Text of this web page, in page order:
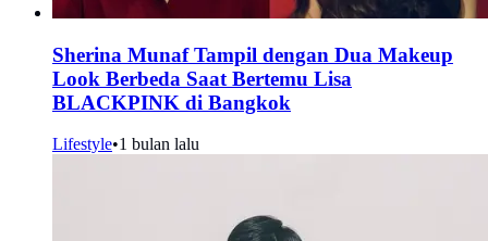
Sherina Munaf Tampil dengan Dua Makeup
Look Berbeda Saat Bertemu Lisa
BLACKPINK di Bangkok
Lifestyle•1 bulan lalu